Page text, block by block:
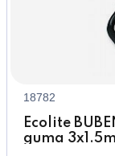
18782
Ecolite
guma